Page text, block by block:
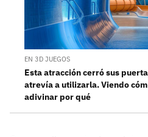
EN 3D JUEGOS
Esta atracción cerró sus
atrevía a utilizarla. Viendo
adivinar por qué